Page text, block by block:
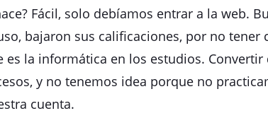
Fácil, solo debíamos entrar a la web.
bajaron sus calificaciones, por no tener
la informática en los estudios. Convertir
y no tenemos idea porque no
cuenta.